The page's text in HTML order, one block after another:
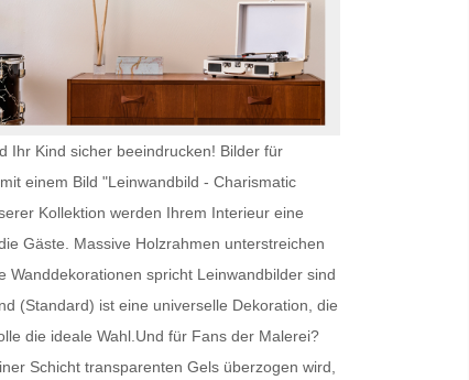
Ihr Kind sicher beeindrucken! Bilder für
einem Bild "Leinwandbild - Charismatic
Kollektion werden Ihrem Interieur eine
Gäste. Massive Holzrahmen unterstreichen
Wanddekorationen spricht Leinwandbilder sind
(Standard) ist eine universelle Dekoration, die
die ideale Wahl.Und für Fans der Malerei?
Schicht transparenten Gels überzogen wird,